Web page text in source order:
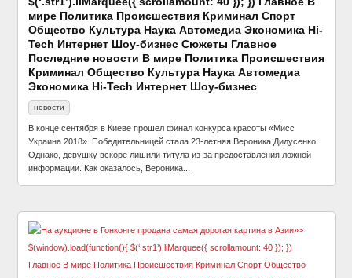
мире Политика Происшествия Криминал Спорт
Общество Культура Наука Автомедиа Экономика Hi-
Tech Интернет Шоу-бизнес Сюжеты Главное
Последние новости В мире Политика Происшествия
Криминал Общество Культура Наука Автомедиа
Экономика Hi-Tech Интернет Шоу-бизнес
новости
В конце сентября в Киеве прошел финал конкурса красоты «Мисс
Украина 2018». Победительницей стала 23-летняя Вероника Дидусенко.
Однако, девушку вскоре лишили титула из-за предоставления ложной
информации. Как оказалось, Вероника...